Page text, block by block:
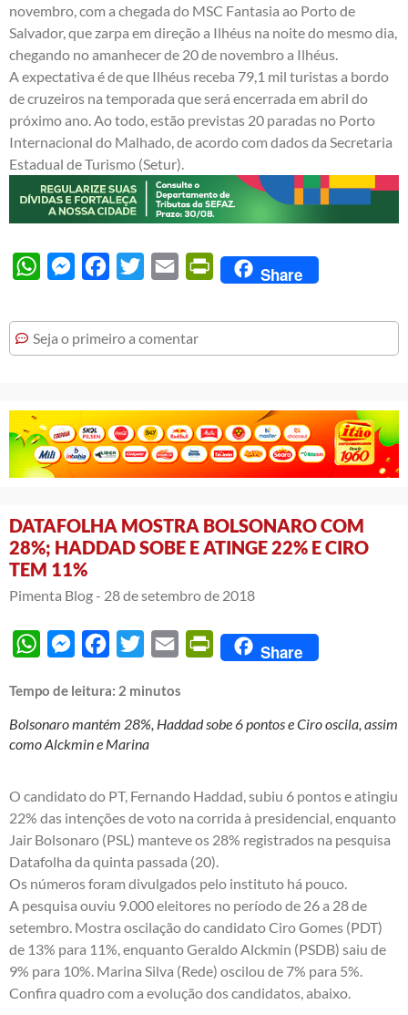
novembro, com a chegada do MSC Fantasia ao Porto de
Salvador, que zarpa em direção a Ilhéus na noite do mesmo dia,
chegando no amanhecer de 20 de novembro a Ilhéus.
A expectativa é de que Ilhéus receba 79,1 mil turistas a bordo
de cruzeiros na temporada que será encerrada em abril do
próximo ano. Ao todo, estão previstas 20 paradas no Porto
Internacional do Malhado, de acordo com dados da Secretaria
Estadual de Turismo (Setur).
WhatsAppMessengerFacebook
Twitter Email PrintFriendly
Share
Seja o primeiro a comentar
DATAFOLHA MOSTRA BOLSONARO COM
28%; HADDAD SOBE E ATINGE 22% E CIRO
TEM 11%
Pimenta Blog - 28 de setembro de 2018
WhatsAppMessengerFacebook
Twitter Email PrintFriendly
Share
Tempo de leitura: 2 minutos
Bolsonaro mantém 28%, Haddad sobe 6 pontos e Ciro oscila, assim
como Alckmin e Marina
O candidato do PT, Fernando Haddad, subiu 6 pontos e atingiu
22% das intenções de voto na corrida à presidencial, enquanto
Jair Bolsonaro (PSL) manteve os 28% registrados na pesquisa
Datafolha da quinta passada (20).
Os números foram divulgados pelo instituto há pouco.
A pesquisa ouviu 9.000 eleitores no período de 26 a 28 de
setembro. Mostra oscilação do candidato Ciro Gomes (PDT)
de 13% para 11%, enquanto Geraldo Alckmin (PSDB) saiu de
9% para 10%. Marina Silva (Rede) oscilou de 7% para 5%.
Confira quadro com a evolução dos candidatos, abaixo.